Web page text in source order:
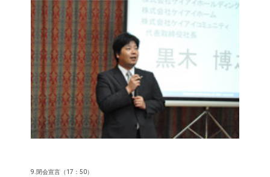
9.閉会宣言（17：50）